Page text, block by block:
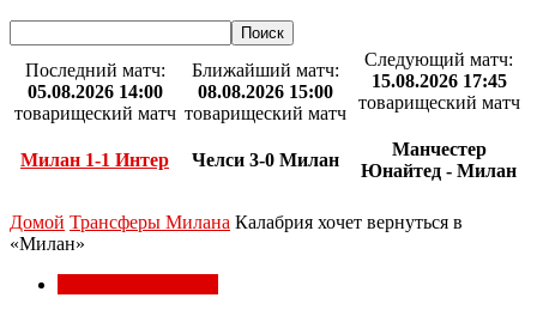
Последний матч:
05.08.2026 14:00
товарищеский матч
Милан 1-1 Интер
Ближайший матч:
08.08.2026 15:00
товарищеский матч
Челси 3-0 Милан
Следующий матч:
15.08.2026 17:45
товарищеский матч
Манчестер
Юнайтед - Милан
Домой Трансферы Милана Калабрия хочет вернуться в
«Милан»